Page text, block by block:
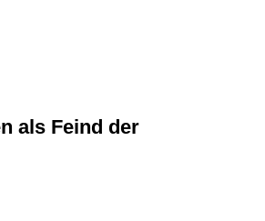
als Feind der